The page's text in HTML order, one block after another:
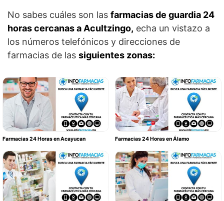
No sabes cuáles son las farmacias de guardia 24
horas cercanas a Acultzingo, echa un vistazo a
los números telefónicos y direcciones de
farmacias de las siguientes zonas:
Farmacias 24 Horas en Acayucan Farmacias 24 Horas en Álamo